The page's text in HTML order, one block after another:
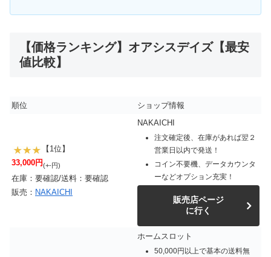
【価格ランキング】オアシスデイズ【最安
値比較】
順位 ショップ情報
【1位】
33,000円(+-円)
在庫：要確認/送料：要確認
販売： NAKAICHI
NAKAICHI
注文確定後、在庫があれば翌２
営業日以内で発送！
コイン不要機、データカウンタ
ーなどオプション充実！
販売店ページ
に行く
ホームスロット
50,000円以上で基本の送料無